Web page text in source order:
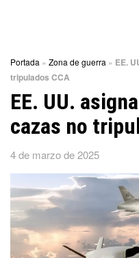
Portada » Zona de guerra » EE.
tripulados CCA
EE. UU.
cazas no
4 de marzo de 2025